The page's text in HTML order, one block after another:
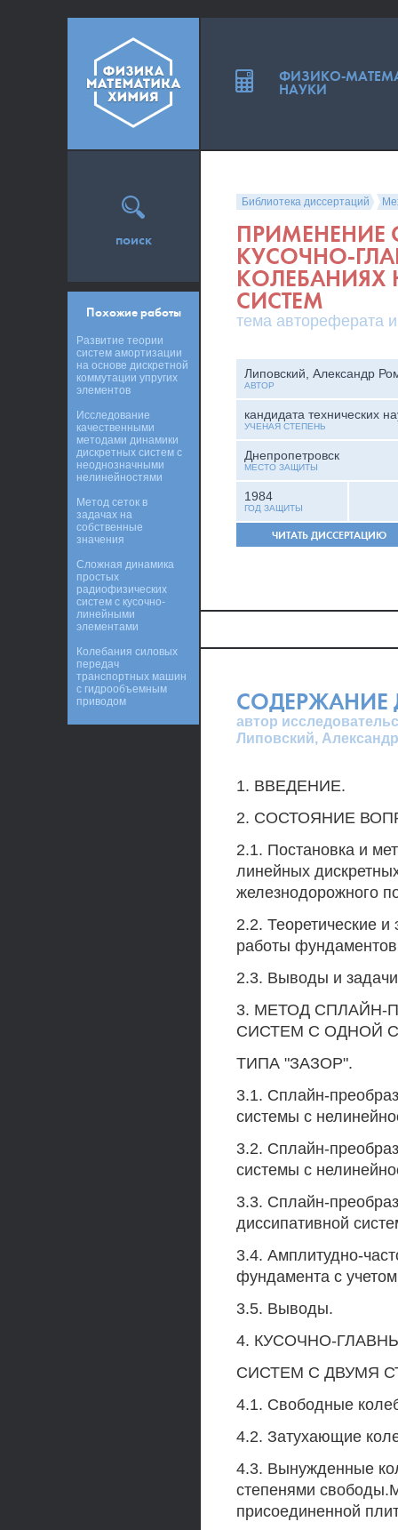
Библиотека диссертаций
КУСОЧНО-
КОЛЕБАНИЯХ
СИСТЕМ
тема автореферата
Липовский, Александр
АВТОР
кандидата технических
УЧЕНАЯ СТЕПЕНЬ
Днепропетровск
МЕСТО ЗАЩИТЫ
1984
ГОД ЗАЩИТЫ
ЧИТАТЬ ДИССЕРТАЦИЮ
СОДЕРЖАНИЕ
автор
Липовский,
1. ВВЕДЕНИЕ.
2. СОСТОЯНИЕ
2.1. Постановка и
линейных
железнодорожного
2.2. Теоретические
работы фундаментов
2.3. Выводы и
3. МЕТОД СПЛАЙН-
СИСТЕМ С ОДНОЙ
ТИПА "ЗАЗОР".
3.1. Сплайн-
системы с
3.2. Сплайн-
системы с
3.3. Сплайн-
диссипативной
3.4. Амплитудно-
фундамента с
3.5. Выводы.
4. КУСОЧНО-
СИСТЕМ С ДВУМЯ
4.1. Свободные
4.2. Затухающие
4.3. Вынужденные
степенями
присоединенной
поиск
Похожие работы
Развитие теории
систем амортизации
на основе дискретной
коммутации упругих
элементов
Исследование
качественными
методами динамики
дискретных систем с
неоднозначными
нелинейностями
Метод сеток в
задачах на
собственные
значения
Сложная динамика
простых
радиофизических
систем с кусочно-
линейными
элементами
Колебания силовых
передач
транспортных машин
с гидрообъемным
приводом
ФИЗИКО-
НАУКИ